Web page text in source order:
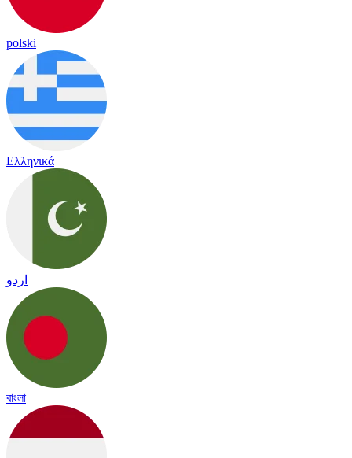
polski
Ελληνικά
اردو
বাংলা